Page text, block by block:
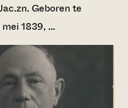
Geboren te
1839, …